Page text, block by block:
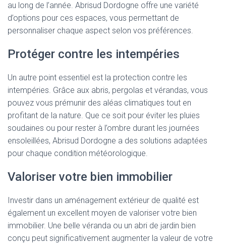
au long de l’année. Abrisud Dordogne offre une variété
d’options pour ces espaces, vous permettant de
personnaliser chaque aspect selon vos préférences.
Protéger contre les intempéries
Un autre point essentiel est la protection contre les
intempéries. Grâce aux abris, pergolas et vérandas, vous
pouvez vous prémunir des aléas climatiques tout en
profitant de la nature. Que ce soit pour éviter les pluies
soudaines ou pour rester à l’ombre durant les journées
ensoleillées, Abrisud Dordogne a des solutions adaptées
pour chaque condition météorologique.
Valoriser votre bien immobilier
Investir dans un aménagement extérieur de qualité est
également un excellent moyen de valoriser votre bien
immobilier. Une belle véranda ou un abri de jardin bien
conçu peut significativement augmenter la valeur de votre